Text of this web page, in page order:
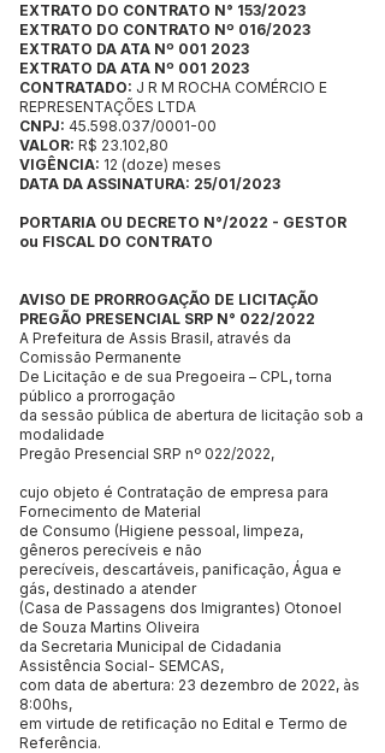
EXTRATO DO CONTRATO N° 153/2023
EXTRATO DO CONTRATO Nº 016/2023
EXTRATO DA ATA Nº 001 2023
EXTRATO DA ATA Nº 001 2023
CONTRATADO: J R M ROCHA COMÉRCIO E
REPRESENTAÇÕES LTDA
CNPJ: 45.598.037/0001-00
VALOR: R$ 23.102,80
VIGÊNCIA: 12 (doze) meses
DATA DA ASSINATURA: 25/01/2023
PORTARIA OU DECRETO N°/2022 - GESTOR
ou FISCAL DO CONTRATO
AVISO DE PRORROGAÇÃO DE LICITAÇÃO
PREGÃO PRESENCIAL SRP N° 022/2022
A Prefeitura de Assis Brasil, através da
Comissão Permanente
De Licitação e de sua Pregoeira – CPL, torna
público a prorrogação
da sessão pública de abertura de licitação sob a
modalidade
Pregão Presencial SRP nº 022/2022,
cujo objeto é Contratação de empresa para
Fornecimento de Material
de Consumo (Higiene pessoal, limpeza,
gêneros perecíveis e não
perecíveis, descartáveis, panificação, Água e
gás, destinado a atender
(Casa de Passagens dos Imigrantes) Otonoel
de Souza Martins Oliveira
da Secretaria Municipal de Cidadania
Assistência Social- SEMCAS,
com data de abertura: 23 dezembro de 2022, às
8:00hs,
em virtude de retificação no Edital e Termo de
Referência.